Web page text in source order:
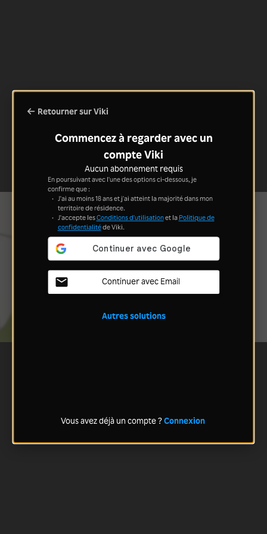
Retourner sur Viki
Commencez à regarder avec un
compte Viki
Aucun abonnement requis
En poursuivant avec l'une des options ci-dessous, je
confirme que :
J'ai au moins 18 ans et j'ai atteint la majorité dans mon
territoire de résidence.
J'accepte lesConditions d'utilisationet la Politique de
confidentialitéde Viki.
Continuer avec Email
Autres solutions
Vous avez déjà un compte ?Connexion